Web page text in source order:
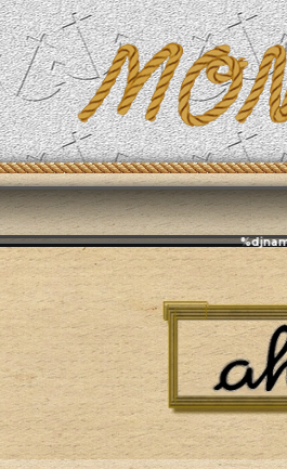
Эфирит: ♫ %djname%
Административный раздел Чат